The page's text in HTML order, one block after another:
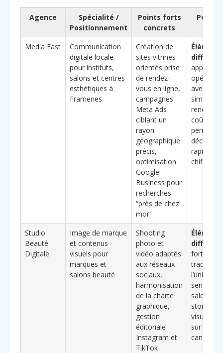
Agence
Spécialité /
Positionnement
Points forts
concrets
Media Fast
Communication
digitale locale
pour instituts,
salons et centres
esthétiques à
Frameries
Création de
sites vitrines
orientés prise
de rendez-
vous en ligne,
campagnes
Meta Ads
ciblant un
rayon
géographique
précis,
optimisation
Google
Business pour
recherches
“près de chez
moi”
Élément
avec
simple
rendez-
coût par
décisions
rapides et
chiffrées
Studio
Beauté
Digitale
Image de marque
et contenus
visuels pour
marques et
salons beauté
Shooting
photo et
vidéo adaptés
aux réseaux
sociaux,
harmonisation
de la charte
graphique,
gestion
éditoriale
Instagram et
TikTok
Élément
forte
traduire
l’univers
sensoriel
salon en
visuel
sur tous
canaux